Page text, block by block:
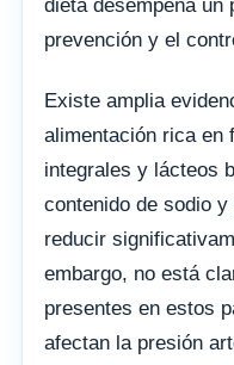
dieta desempeña un
prevención y el
Existe amplia
alimentación rica en
integrales y lácteos
contenido de sodio
reducir
embargo, no está
presentes en estos
afectan la presión